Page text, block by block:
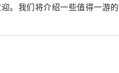
。我们将介绍一些值得一游的